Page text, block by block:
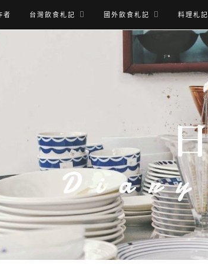
者 台灣飲食札記 國外飲食札記 料理札記